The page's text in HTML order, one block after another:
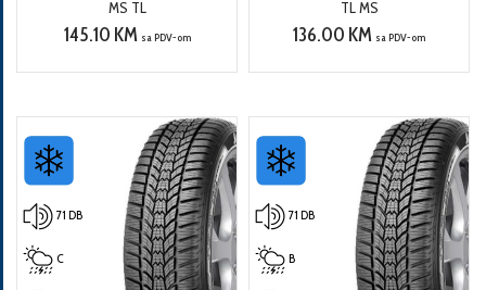
MS TL
145.10 KM sa PDV-om
TL MS
136.00 KM sa PDV-om
71 DB
C
71 DB
B